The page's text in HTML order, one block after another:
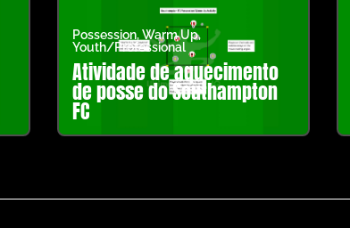
Possession,Warm Up,
Youth/Professional
Atividade de aquecimento
de posse do Southampton
FC